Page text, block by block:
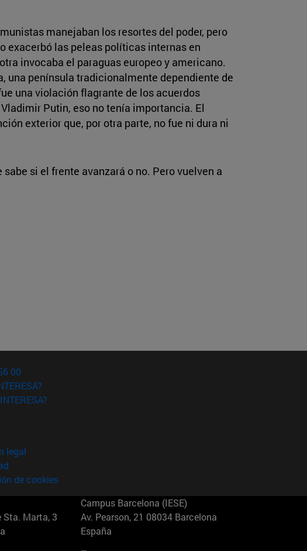
manejaban los resortes del poder, pero
exacerbó las peleas políticas internas en
invocaba el paraguas europeo y americano.
una península tradicionalmente dependiente de
una violación flagrante de los acuerdos
Putin, eso no tenía importancia. El
exterior que, por otra parte, no fue ni dura ni
si el frente avanzará o no. Pero vuelven a
00
legal
de cookies
Sta. Marta, 3
Campus Barcelona (IESE)
Av. Pearson, 21 08034 Barcelona
España